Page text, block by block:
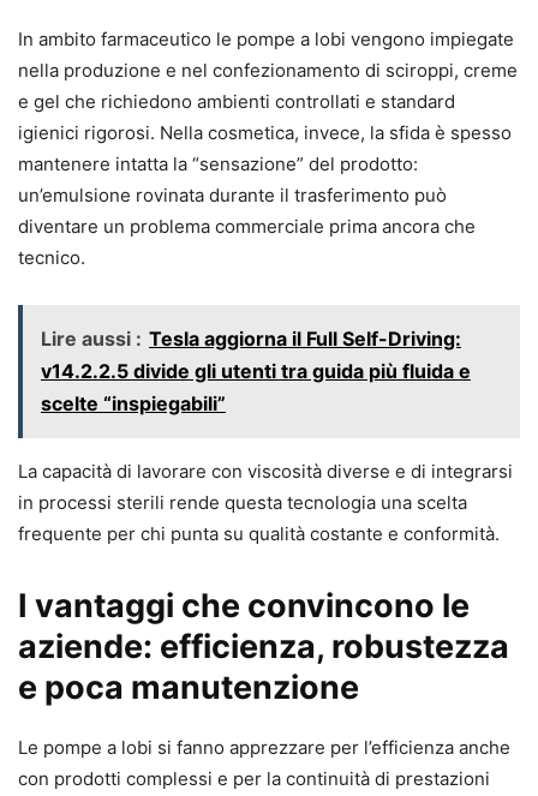
In ambito farmaceutico le pompe a lobi vengono impiegate
nella produzione e nel confezionamento di sciroppi, creme
e gel che richiedono ambienti controllati e standard
igienici rigorosi. Nella cosmetica, invece, la sfida è spesso
mantenere intatta la “sensazione” del prodotto:
un’emulsione rovinata durante il trasferimento può
diventare un problema commerciale prima ancora che
tecnico.
Lire aussi : Tesla aggiorna il Full Self-Driving:
v14.2.2.5 divide gli utenti tra guida più fluida e
scelte “inspiegabili”
La capacità di lavorare con viscosità diverse e di integrarsi
in processi sterili rende questa tecnologia una scelta
frequente per chi punta su qualità costante e conformità.
I vantaggi che convincono le
aziende: efficienza, robustezza
e poca manutenzione
Le pompe a lobi si fanno apprezzare per l’efficienza anche
con prodotti complessi e per la continuità di prestazioni